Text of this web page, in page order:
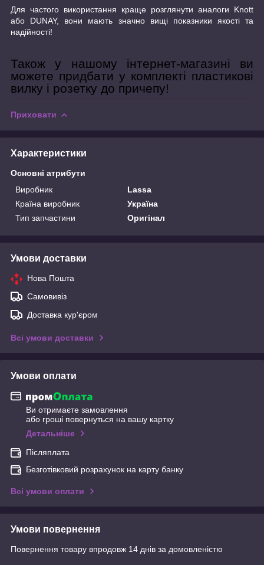
Для частого використання краще розглянути аналоги Knott
або DUNAY, вони мають значно вищі показники якості та
надійності!
Також у нашому інтернет-магазині ви
можете придбати у комплекті пластикові
вилку і розетку до причепу!
Приховати
Характеристики
Основні атрибути
Виробник
Lassa
Країна виробник
Україна
Тип запчастини
Оригінал
Умови доставки
Нова Пошта
Самовивіз
Доставка кур'єром
Всі умови доставки
Умови оплати
Ви отримаєте замовлення
або гроші повернуться на вашу картку
Детальніше
Післяплата
Безготівковий розрахунок на карту банку
Всі умови оплати
Умови повернення
Повернення товару впродовж 14 днів за домовленістю